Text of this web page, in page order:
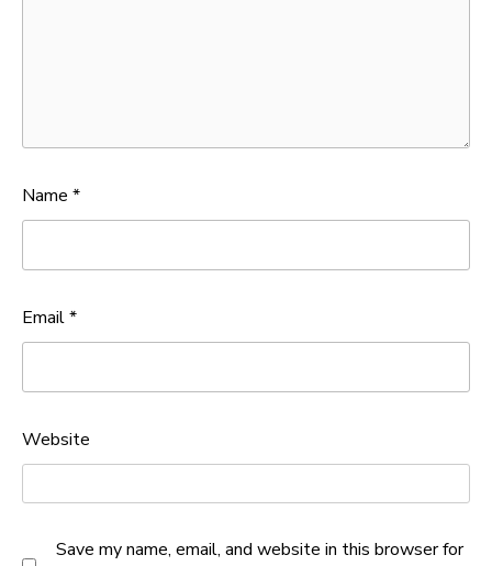
Name *
Email*
Website
Save my name, email, and website in this browser for